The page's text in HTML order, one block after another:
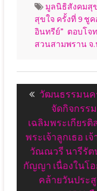
มูลนิธิสังคมสุ
สุขใจ ครั้งที่ 9 ชู
อินทรีย์” ตอบโจ
สวนสามพราน จ
เรื่องPrevious
post:
วัฒนธรรมนค
จัดกิจกรรม
เฉลิมพระเกียรติ
พระเจ้าลูกเธอ เ
วัณณวรี นารีรัต
กัญญา เนื่องในโ
คล้ายวันประสู